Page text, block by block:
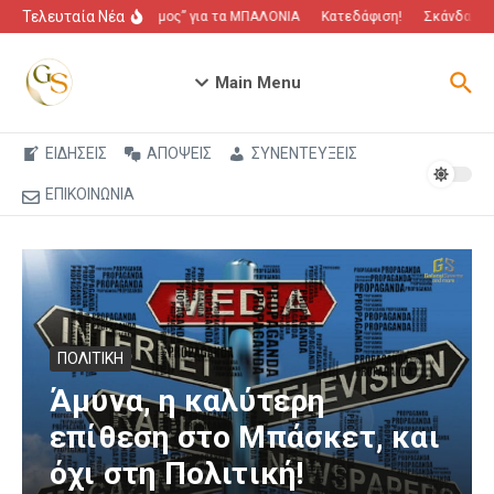
Μετάβαση στο περιεχόμενο
Τελευταία Νέα“Πόλεμος” για τα ΜΠΑΛΟΝΙΑ Κατεδάφιση! Σκάνδαλο
Main Menu
ΕΙΔΗΣΕΙΣ ΑΠΟΨΕΙΣ ΣΥΝΕΝΤΕΥΞΕΙΣ
ΕΠΙΚΟΙΝΩΝΙΑ
ΠΟΛΙΤΙΚΗ
Άμυνα, η καλύτερη
επίθεση στο Μπάσκετ, και
όχι στη Πολιτική!